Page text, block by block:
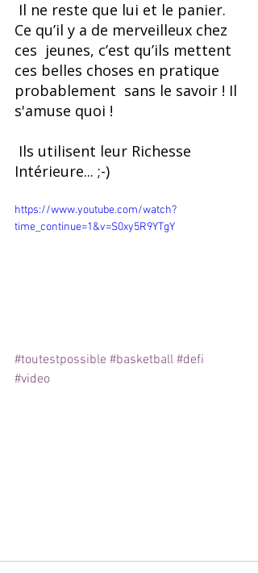
Ce qu’il y a de merveilleux chez
ces  jeunes, c’est qu’ils mettent
ces belles choses en pratique
probablement  sans le savoir ! Il
s'amuse quoi !
Intérieure... ;-)
https://www.youtube.com/watch?
time_continue=1&v=S0xy5R9YTgY
#toutestpossible #basketball #defi
#video